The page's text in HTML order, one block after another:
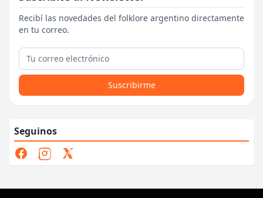
Recibí las novedades del folklore argentino directamente
en tu correo.
Suscribirme
Seguinos